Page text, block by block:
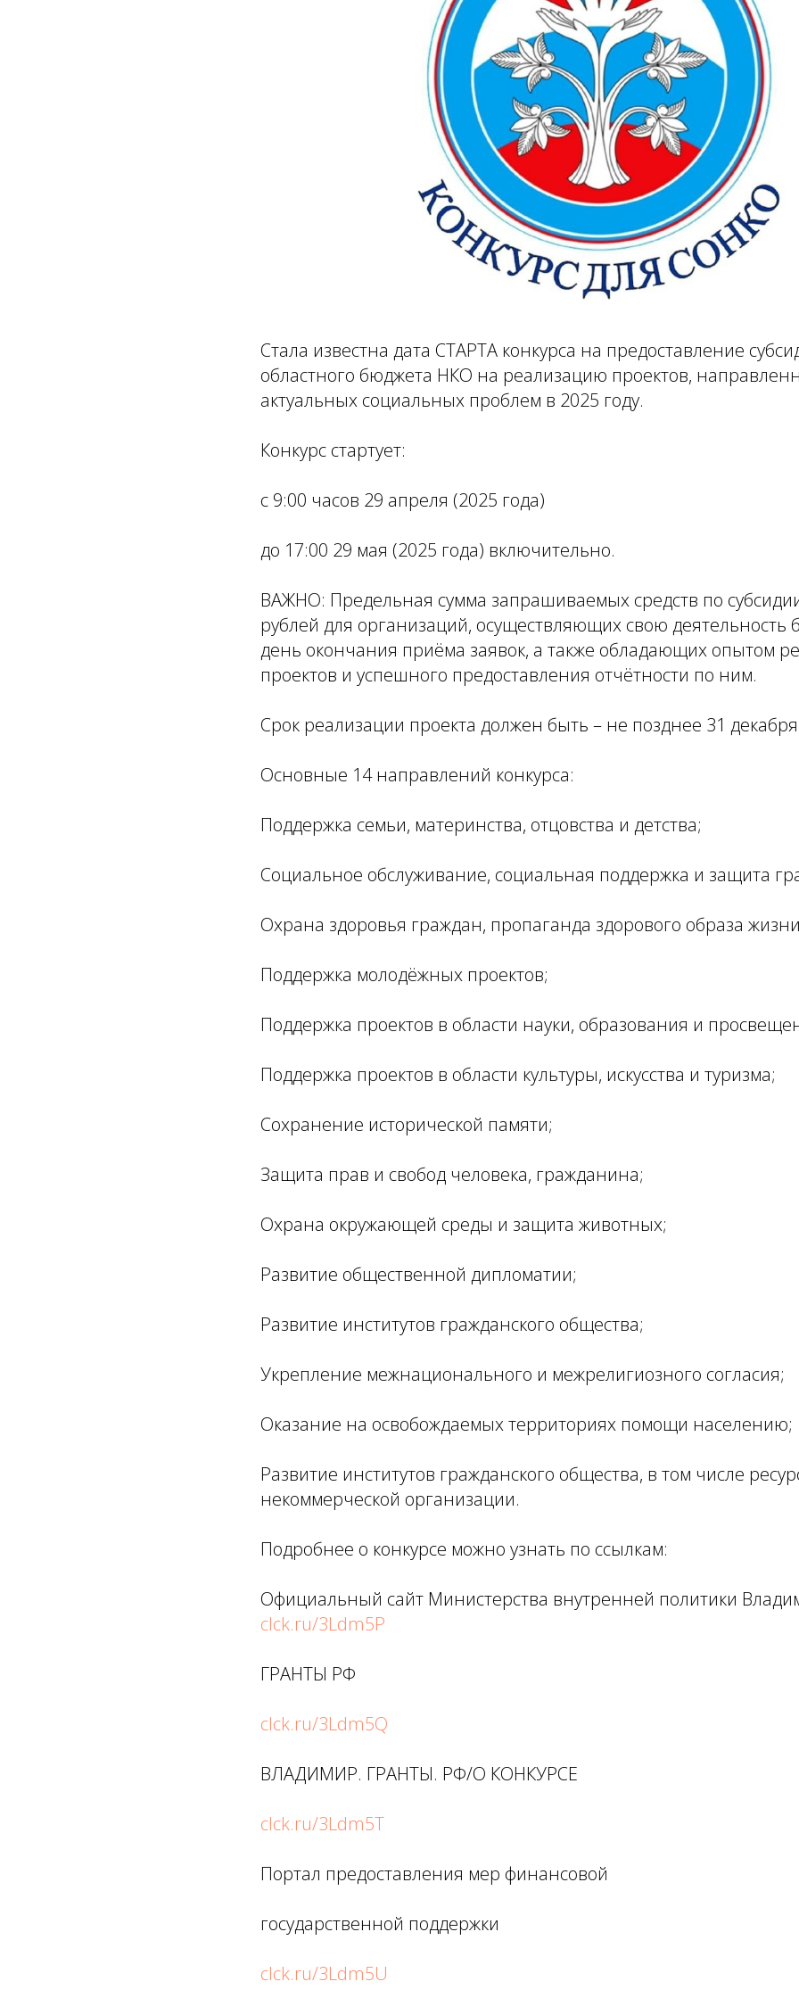
Стала известна дата СТАРТА конкурса на предоставление
областного бюджета НКО на реализацию проектов,
актуальных социальных проблем в 2025 году.
Конкурс стартует:
с 9:00 часов 29 апреля (2025 года)
до 17:00 29 мая (2025 года) включительно.
️ВАЖНО: Предельная сумма запрашиваемых средств по
рублей для организаций, осуществляющих свою деятельность
день окончания приёма заявок, а также обладающих опытом
проектов и успешного предоставления отчётности по ним.
Срок реализации проекта должен быть – не позднее 31
Основные 14 направлений конкурса:
Поддержка семьи, материнства, отцовства и детства;
Социальное обслуживание, социальная поддержка и защита
Охрана здоровья граждан, пропаганда здорового образа
Поддержка молодёжных проектов;
Поддержка проектов в области науки, образования и
Поддержка проектов в области культуры, искусства и туризма;
Сохранение исторической памяти;
Защита прав и свобод человека, гражданина;
Охрана окружающей среды и защита животных;
Развитие общественной дипломатии;
Развитие институтов гражданского общества;
Укрепление межнационального и межрелигиозного согласия;
Оказание на освобождаемых территориях помощи населению;
Развитие институтов гражданского общества, в том числе
некоммерческой организации.
Подробнее о конкурсе можно узнать по ссылкам:
Официальный сайт Министерства внутренней политики
clck.ru/3Ldm5P
ГРАНТЫ РФ
clck.ru/3Ldm5Q
ВЛАДИМИР. ГРАНТЫ. РФ/О КОНКУРСЕ
clck.ru/3Ldm5T
Портал предоставления мер финансовой
государственной поддержки
clck.ru/3Ldm5U